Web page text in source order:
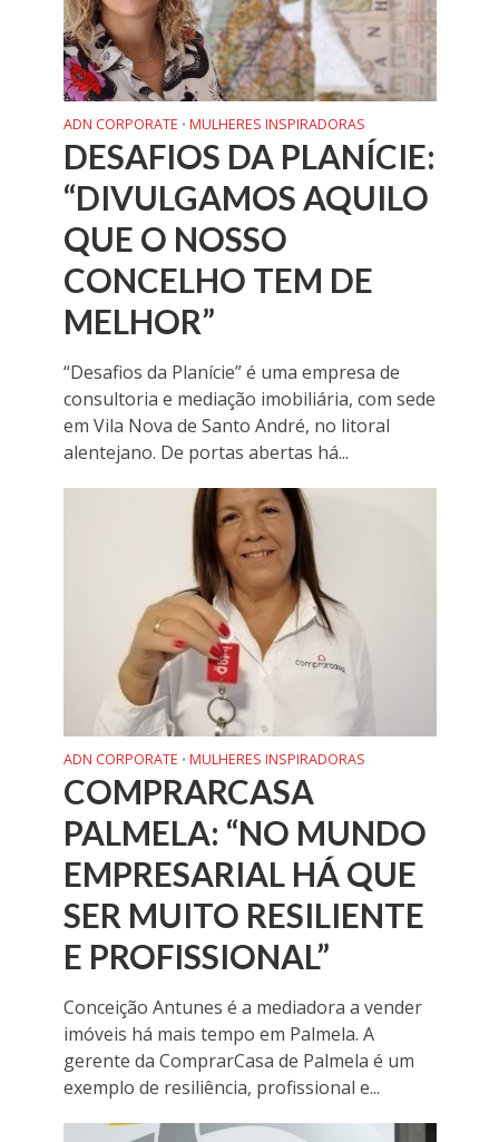
ADN CORPORATE • MULHERES INSPIRADORAS
DESAFIOS DA PLANÍCIE:
“DIVULGAMOS AQUILO
QUE O NOSSO
CONCELHO TEM DE
MELHOR”
“Desafios da Planície” é uma empresa de
consultoria e mediação imobiliária, com sede
em Vila Nova de Santo André, no litoral
alentejano. De portas abertas há...
ADN CORPORATE • MULHERES INSPIRADORAS
COMPRARCASA
PALMELA: “NO MUNDO
EMPRESARIAL HÁ QUE
SER MUITO RESILIENTE
E PROFISSIONAL”
Conceição Antunes é a mediadora a vender
imóveis há mais tempo em Palmela. A
gerente da ComprarCasa de Palmela é um
exemplo de resiliência, profissional e...